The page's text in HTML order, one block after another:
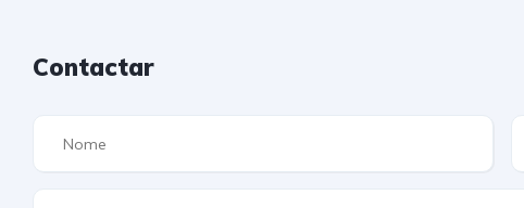
Contactar